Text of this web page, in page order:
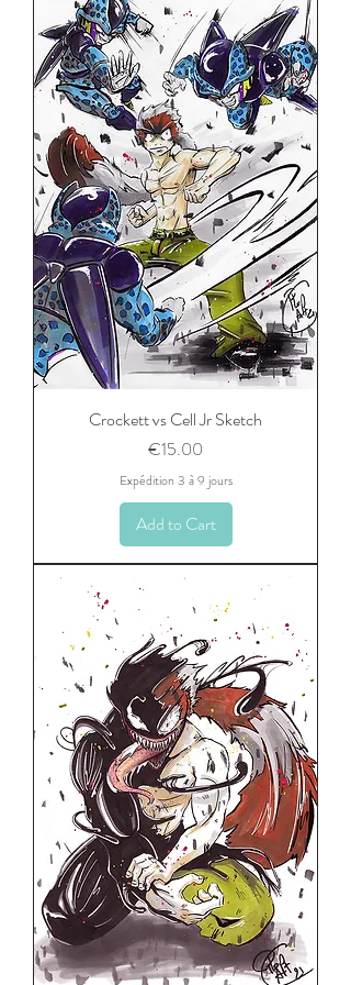
Crockett vs Cell Jr Sketch
Price
€15.00
Expédition 3 à 9 jours
Add to Cart